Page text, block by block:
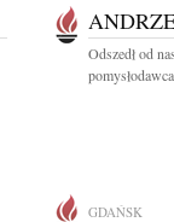
Odszedł od
GDAŃSK